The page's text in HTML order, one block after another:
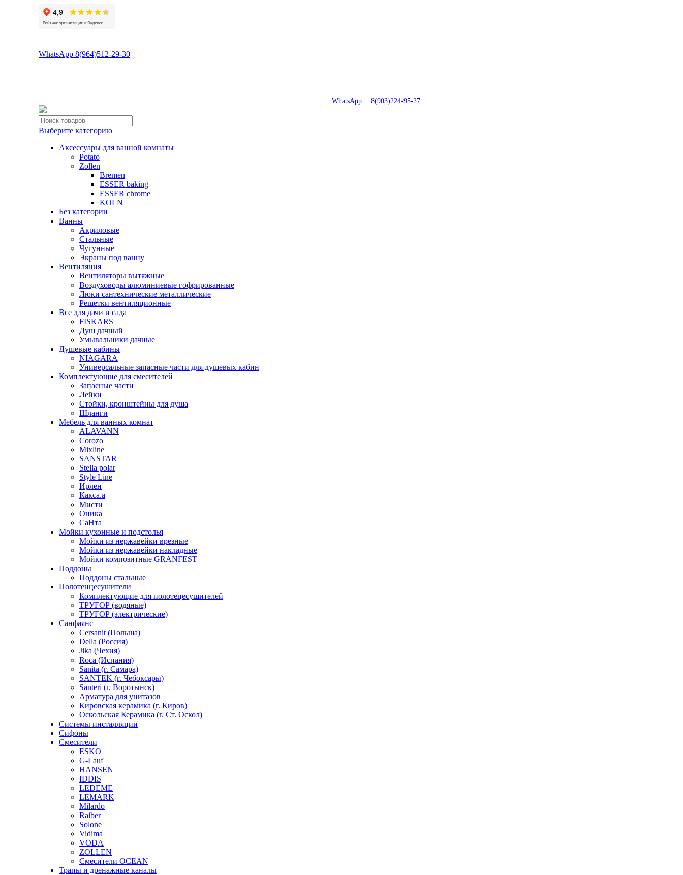
WhatsApp 8(964)512-29-30
WhatsApp 8(903)224-95-27
Выберите категорию
Аксессуары для ванной комнаты
Potato
Zollen
Bremen
ESSER baking
ESSER chrome
KOLN
Без категории
Ванны
Акриловые
Стальные
Чугунные
Экраны под ванну
Вентиляция
Вентиляторы вытяжные
Воздуховоды алюминиевые гофрированные
Люки сантехнические металлические
Решетки вентиляционные
Все для дачи и сада
FISKARS
Душ дачный
Умывальники дачные
Душевые кабины
NIAGARA
Универсальные запасные части для душевых кабин
Комплектующие для смесителей
Запасные части
Лейки
Стойки, кронштейны для душа
Шланги
Мебель для ванных комнат
ALAVANN
Corozo
Mixline
SANSTAR
Stella polar
Style Line
Ирлен
Какса.а
Мисти
Оника
СаНта
Мойки кухонные и подстолья
Мойки из нержавейки врезные
Мойки из нержавейки накладные
Мойки композитные GRANFEST
Поддоны
Поддоны стальные
Полотенцесушители
Комплектующие для полотецесушителей
ТРУГОР (водяные)
ТРУГОР (электрические)
Санфаянс
Cersanit (Польша)
Della (Россия)
Jika (Чехия)
Roca (Испания)
Sanita (г. Самара)
SANTEK (г. Чебоксары)
Santeri (г. Воротынск)
Арматура для унитазов
Кировская керамика (г. Киров)
Оскольская Керамика (г. Ст. Оскол)
Системы инсталляции
Сифоны
Смесители
ESKO
G-Lauf
HANSEN
IDDIS
LEDEME
LEMARK
Milardo
Raiber
Solone
Vidima
VODA
ZOLLEN
Смесители OCEAN
Трапы и дренажные каналы